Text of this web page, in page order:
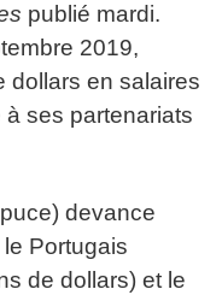
publié mardi.
2019,
dollars en salaires
ses partenariats
devance
Portugais
de dollars) et le